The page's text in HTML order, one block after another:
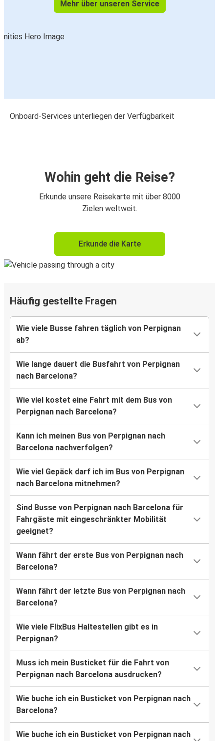
Mehr über unseren Service
Onboard-Services unterliegen der Verfügbarkeit
Wohin geht die Reise?
Erkunde unsere Reisekarte mit über 8000
Zielen weltweit.
Erkunde die Karte
Häufig gestellte Fragen
Wie viele Busse fahren täglich von Perpignan
ab?
Wie lange dauert die Busfahrt von Perpignan
nach Barcelona?
Wie viel kostet eine Fahrt mit dem Bus von
Perpignan nach Barcelona?
Kann ich meinen Bus von Perpignan nach
Barcelona nachverfolgen?
Wie viel Gepäck darf ich im Bus von Perpignan
nach Barcelona mitnehmen?
Sind Busse von Perpignan nach Barcelona für
Fahrgäste mit eingeschränkter Mobilität
geeignet?
Wann fährt der erste Bus von Perpignan nach
Barcelona?
Wann fährt der letzte Bus von Perpignan nach
Barcelona?
Wie viele FlixBus Haltestellen gibt es in
Perpignan?
Muss ich mein Busticket für die Fahrt von
Perpignan nach Barcelona ausdrucken?
Wie buche ich ein Busticket von Perpignan nach
Barcelona?
Wie buche ich ein Busticket von Perpignan nach